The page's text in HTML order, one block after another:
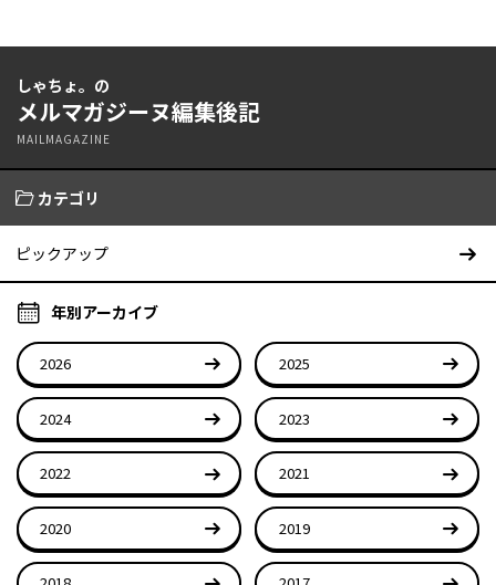
しゃちょ。の
メルマガジーヌ編集後記
MAILMAGAZINE
カテゴリ
ピックアップ
年別アーカイブ
2026 2025
2024 2023
2022 2021
2020 2019